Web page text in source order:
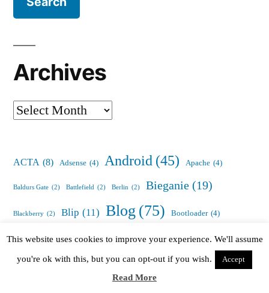
Archives
Archives
ACTA (8) Adsense (4) Android (45) Apache (4)
Baldurs Gate (2) Battlefield (2) Berlin (2) Bieganie (19)
Blackberry (2) Blip (11) Blog(75) Bootloader (4)
Broadcom (2) Bug (3) Bumblebee (2) Conky (7)
CyanogenMod (10) Debian(77)
This website uses cookies to improve your experience. We'll assume
you're ok with this, but you can opt-out if you wish.
Accept
Read More